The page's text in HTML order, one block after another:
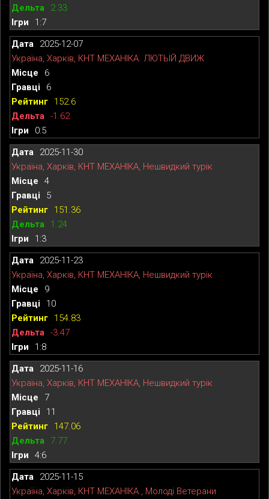
2.33
1:7
2025-12-07
Україна, Харків, КНТ МЕХАНІКА. ЛЮТЫЙ ДВИЖ
6
6
152.6
-1.62
0:5
2025-11-30
Україна, Харків, КНТ МЕХАНІКА, Нешвидкий турік
4
5
151.36
1.24
1:3
2025-11-23
Україна, Харків, КНТ МЕХАНІКА, Нешвидкий турік
9
10
154.83
-3.47
1:8
2025-11-16
Україна, Харків, КНТ МЕХАНІКА, Нешвидкий турік
7
11
147.06
7.77
4:6
2025-11-15
Україна, Харків, КНТ МЕХАНІКА., Молоді Ветерани